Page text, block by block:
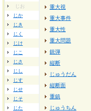
じお
じか
じき
じく
じけ
じこ
じさ
じし
じす
じせ
じそ
じた
重大視
重大事件
重大性
重大問題
銃弾
縦断
じゅうだん
縦断面
重鎮
じゅうちん